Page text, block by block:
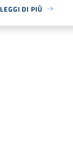
LEGGI DI PIÙ